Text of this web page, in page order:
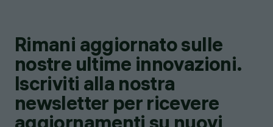
Rimani aggiornato sulle
nostre ultime innovazioni.
Iscriviti alla nostra
newsletter per ricevere